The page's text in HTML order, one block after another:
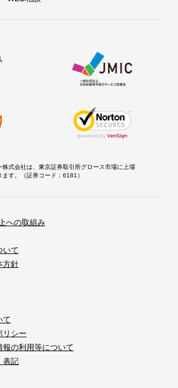
株式会社は、東京証券取引所グロース市場に上場
ます。（証券コード：6181）
への取組み
いて
方針
て
リシー
報の利用等について
表記